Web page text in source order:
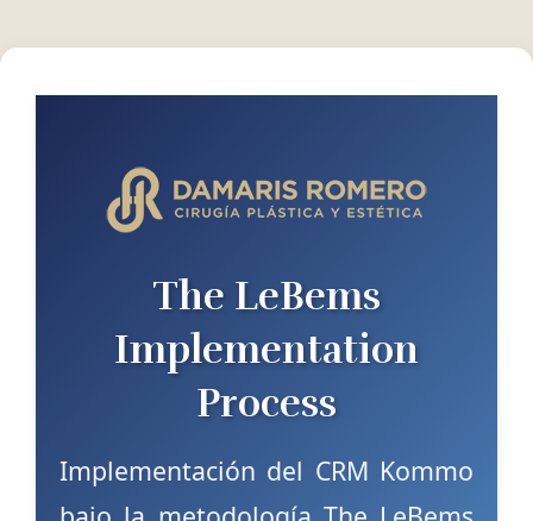
The LeBems
Implementation
Process
Implementación del CRM Kommo